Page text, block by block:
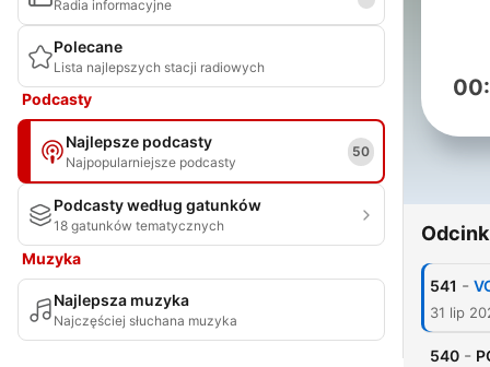
Radia informacyjne
Polecane
Lista najlepszych stacji radiowych
Podcasty
Najlepsze podcasty
Najpopularniejsze podcasty
50
Podcasty według gatunków
18 gatunków tematycznych
Muzyka
Najlepsza muzyka
Najczęściej słuchana muzyka
541 -
31 lip
540 -